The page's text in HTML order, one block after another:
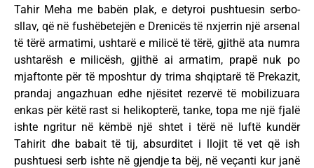
Tahir Meha me babën plak, e detyroi pushtuesin serbo-
sllav, që në fushëbetejën e Drenicës të nxjerrin një arsenal
të tërë armatimi, ushtarë e milicë të tërë, gjithë ata numra
ushtarësh e milicësh, gjithë ai armatim, prapë nuk po
mjaftonte për të mposhtur dy trima shqiptarë të Prekazit,
prandaj angazhuan edhe njësitet rezervë të mobilizuara
enkas për këtë rast si helikopterë, tanke, topa me një fjalë
ishte ngritur në këmbë një shtet i tërë në luftë kundër
Tahirit dhe babait të tij, absurditet i llojit të vet që ish
pushtuesi serb ishte në gjendje ta bëj, në veçanti kur janë